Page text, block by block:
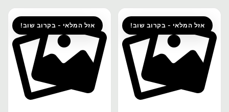
אזל המלאי - בקרוב שוב! אזל המלאי - בקרוב שוב!